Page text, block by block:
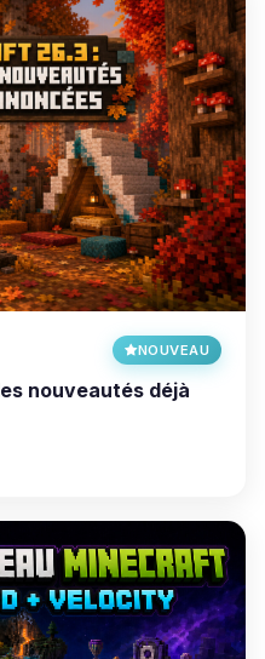
NOUVEAU
nouveautés déjà